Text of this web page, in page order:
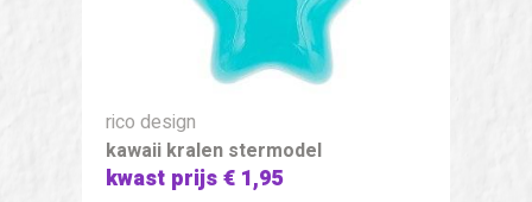
rico design
kawaii kralen stermodel
kwast prijs€ 1,95